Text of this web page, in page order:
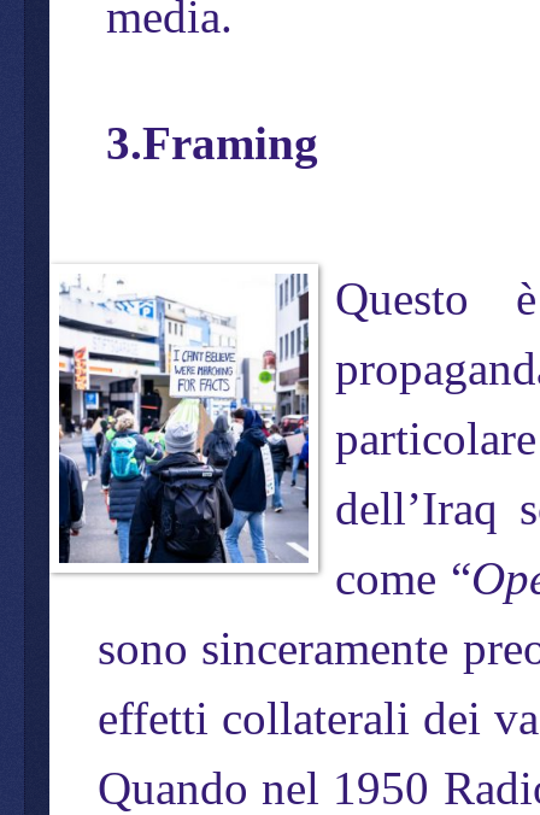
media.
3.Framing
Questo
dell’Iraq
come “
sono sinceramente
effetti collaterali dei
Quando nel 1950